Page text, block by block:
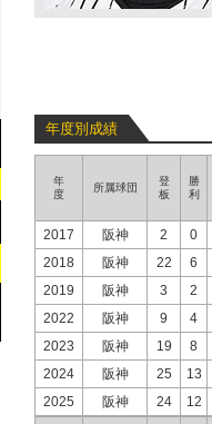
年度別成績
年
度
所属球団
登
板
勝
利
2017 阪神 2 0
2018
阪神 22 6
2019
阪神 3 2
2022
阪神 9 4
2023
阪神 19 8
2024
阪神 25 13
2025
阪神 24 12